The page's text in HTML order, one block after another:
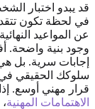
قد يبدو اختبار
في لحظة تكون
عن المواعيد
وجود بنية
إجابات سرية. بل
سلوكك الحقيقي في
قرار مهني أوسع.
الاهتمامات المهنية